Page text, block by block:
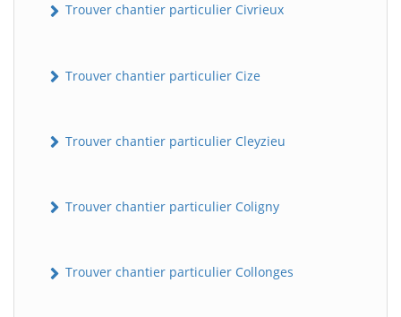
Trouver chantier particulier Civrieux
Trouver chantier particulier Cize
Trouver chantier particulier Cleyzieu
Trouver chantier particulier Coligny
Trouver chantier particulier Collonges
B Assistant en ligne